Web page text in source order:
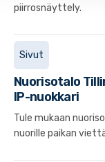
piirrosnäyttely.
Sivut
Nuorisotalo
IP-nuokkari
Tule mukaan
nuorille paikan